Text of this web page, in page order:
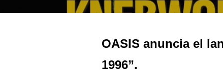
OASIS anuncia el
1996”.